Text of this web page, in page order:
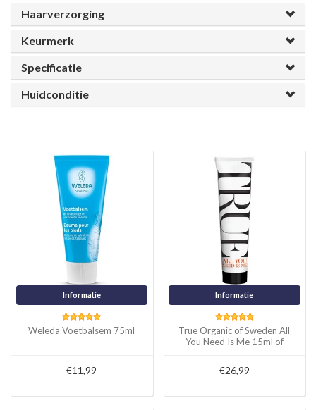
Haarverzorging
Keurmerk
Specificatie
Huidconditie
Informatie
Weleda Voetbalsem 75ml
€11,99
Informatie
True Organic of Sweden All
You Need Is Me 15ml of
€26,99